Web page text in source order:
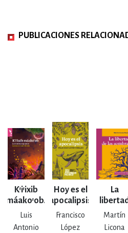
PUBLICACIONES
K'i'ixib
máako'ob.
Los
hombres
Luis
Antonio
Hoy es el
apocalipsis
Francisco
López
La
de las
sombras
Martín
Licona